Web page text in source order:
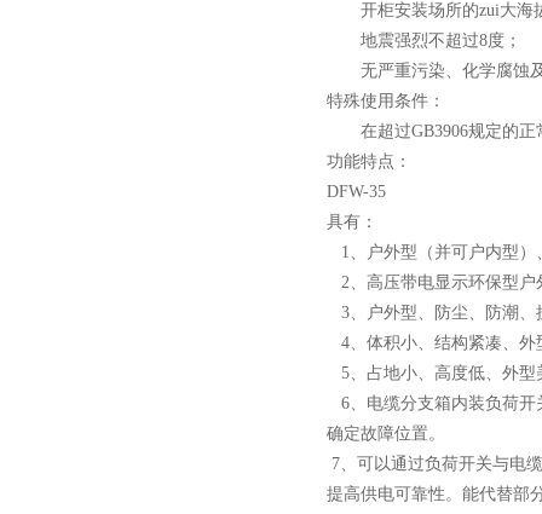
开柜安装场所的zui大海
地震强烈不超过8度；
无严重污染、化学腐蚀
特殊使用条件：
在超过GB3906规定的正
功能特点：
DFW-35
具有：
1、户外型（并可户内型）
2、高压带电显示环保型户
3、户外型、防尘、防潮、
4、体积小、结构紧凑、外
5、占地小、高度低、外型
6、电缆分支箱内装负荷开
确定故障位置。
7、可以通过负荷开关与电
提高供电可靠性。能代替部